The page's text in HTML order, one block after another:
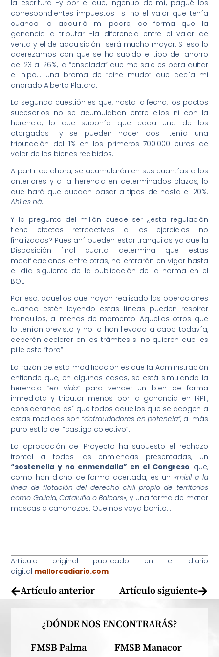
la escritura -y por el que, ingenuo de mí, pagué los
correspondientes impuestos- si no el valor que tenía
cuando lo adquirió mi padre, de forma que la
ganancia a tributar -la diferencia entre el valor de
venta y el de adquisición- será mucho mayor. Si eso lo
aderezamos con que se ha subido el tipo del ahorro
del 23 al 26%, la “ensalada” que me sale es para quitar
el hipo… una broma de “cine mudo” que decía mi
añorado Alberto Platard.
La segunda cuestión es que, hasta la fecha, los pactos
sucesorios no se acumulaban entre ellos ni con la
herencia, lo que suponía que cada uno de los
otorgados -y se pueden hacer dos- tenía una
tributación del 1% en los primeros 700.000 euros de
valor de los bienes recibidos.
A partir de ahora, se acumularán en sus cuantías a los
anteriores y a la herencia en determinados plazos, lo
que hará que puedan pasar a tipos de hasta el 20%.
Ahí es ná…
Y la pregunta del millón puede ser ¿esta regulación
tiene efectos retroactivos a los ejercicios no
finalizados? Pues ahí pueden estar tranquilos ya que la
Disposición final cuarta determina que estas
modificaciones, entre otras, no entrarán en vigor hasta
el día siguiente de la publicación de la norma en el
BOE.
Por eso, aquellos que hayan realizado las operaciones
cuando estén leyendo estas líneas pueden respirar
tranquilos, al menos de momento. Aquellos otros que
lo tenían previsto y no lo han llevado a cabo todavía,
deberán acelerar en los trámites si no quieren que les
pille este “toro”.
La razón de esta modificación es que la Administración
entiende que, en algunos casos, se está simulando la
herencia “en vida”para vender un bien de forma
inmediata y tributar menos por la ganancia en IRPF,
considerando así que todos aquellos que se acogen a
estas medidas son “defraudadores en potencia”, al más
puro estilo del “castigo colectivo”.
La aprobación del Proyecto ha supuesto el rechazo
frontal a todas las enmiendas presentadas, un
“sostenella y no enmendalla” en el Congreso que,
como han dicho de forma acertada, es un «misil a la
línea de flotación del derecho civil propio de territorios
como Galicia, Cataluña o Balears», y una forma de matar
moscas a cañonazos. Que nos vaya bonito…
Artículo original publicado en el diario
digital mallorcadiario.com
Artículo anterior Artículo siguiente
¿DÓNDE NOS ENCONTRARÁS?
FMSB Palma
FMSB Manacor